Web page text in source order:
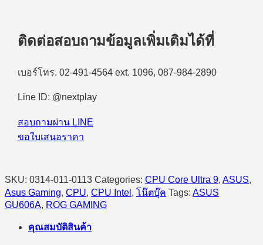
เกมส์)
Zephyrus
GU606AR-
TB056WA
Core
Ultra
2.5K
OLED/RTX5070Ti
12GB/Windows
11
(Eclipse
ติดต่อสอบถามข้อมูลเพิ่มเติมได้ที่
เบอร์โทร. 02-491-4564 ext. 1096, 087-984-2890
Line ID: @nextplay
สอบถามผ่าน LINE
ขอใบเสนอราคา
SKU: 0314-011-0113 Categories: CPU Core Ultra 9, ASUS,
Asus Gaming, CPU, CPU Intel , โน๊ตบุ๊ค Tags: ASUS
GU606A, ROG GAMING
คุณสมบัติสินค้า